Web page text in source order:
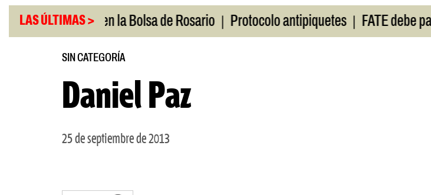
LAS ÚLTIMAS >
Caputo en la Bolsa de Rosario | Protocolo antipiquetes | FATE debe pagar
SIN CATEGORÍA
Daniel Paz
25 de septiembre de 2013